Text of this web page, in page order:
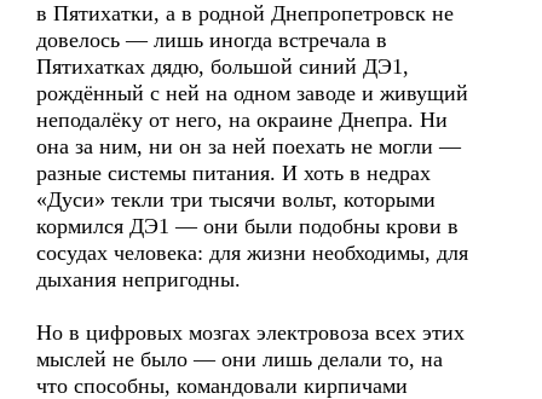
в Пятихатки, а в родной Днепропетровск не
довелось — лишь иногда встречала в
Пятихатках дядю, большой синий ДЭ1,
рождённый с ней на одном заводе и живущий
неподалёку от него, на окраине Днепра. Ни
она за ним, ни он за ней поехать не могли —
разные системы питания. И хоть в недрах
«Дуси» текли три тысячи вольт, которыми
кормился ДЭ1 — они были подобны крови в
сосудах человека: для жизни необходимы, для
дыхания непригодны.
Но в цифровых мозгах электровоза всех этих
мыслей не было — они лишь делали то, на
что способны, командовали кирпичами